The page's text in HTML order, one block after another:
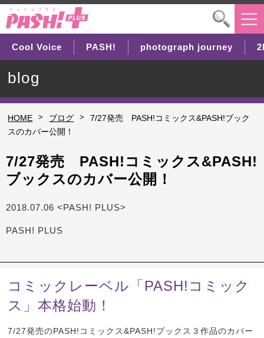
Cool Voice PASH! photograph journey
blog
HOME > ブログ >
7/27発売 PASH!コミックス&PASH!ブック
スのカバー公開！
7/27発売 PASH!コミックス&PASH!
ブックスのカバー公開！
2018.07.06 <PASH! PLUS>
PASH! PLUS
コミックレーベル「PASH!コミック
ス」本格始動！
7/27発売のPASH!コミックス&PASH!ブックス３作品のカバー